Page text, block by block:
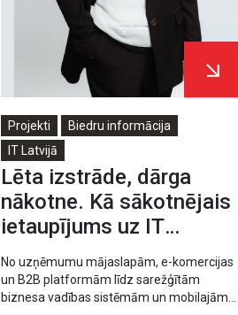
Projekti
Biedru informācija
IT Latvijā
Lēta izstrāde, dārga
nākotne. Kā sākotnējais
ietaupījums uz IT
risinājumu izstrādi var
pārvērsties pieaugošās
izmaksās un ierobežotās
No uzņēmumu mājaslapām, e-komercijas
un B2B platformām līdz sarežģītām
biznesa vadības sistēmām un mobilajām